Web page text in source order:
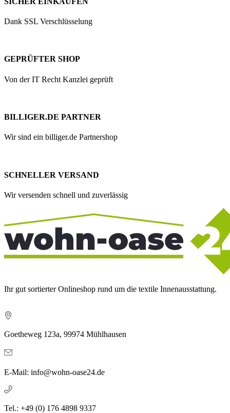
Dank SSL Verschlüsselung
GEPRÜFTER SHOP
Von der IT Recht Kanzlei geprüft
BILLIGER.DE PARTNER
Wir sind ein billiger.de Partnershop
SCHNELLER VERSAND
Wir versenden schnell und zuverlässig
Ihr gut sortierter Onlineshop rund um die textile Innenausstattung.
Goetheweg 123a, 99974 Mühlhausen
E-Mail: info@wohn-oase24.de
Tel.: +49 (0) 176 4898 9337